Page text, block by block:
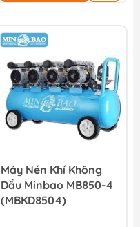
Máy Nén Khí Không
Dầu Minbao MB850-4
(MBKD8504)